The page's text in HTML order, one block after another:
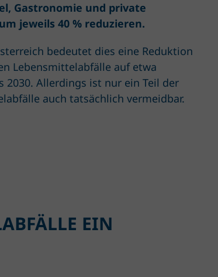
Gastronomie und private
jeweils 40 % reduzieren.
bedeutet dies eine Reduktion
Lebensmittelabfälle auf etwa
2030. Allerdings ist nur ein Teil der
auch tatsächlich vermeidbar.
EIN